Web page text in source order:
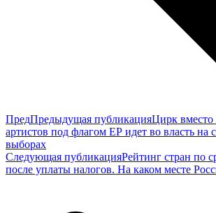
ПредПредыдущая публикацияЦирк
артистов под флагом ЕР идет во власть на
выборах
Следующая публикацияРейтинг стран по
после уплаты налогов. На каком месте